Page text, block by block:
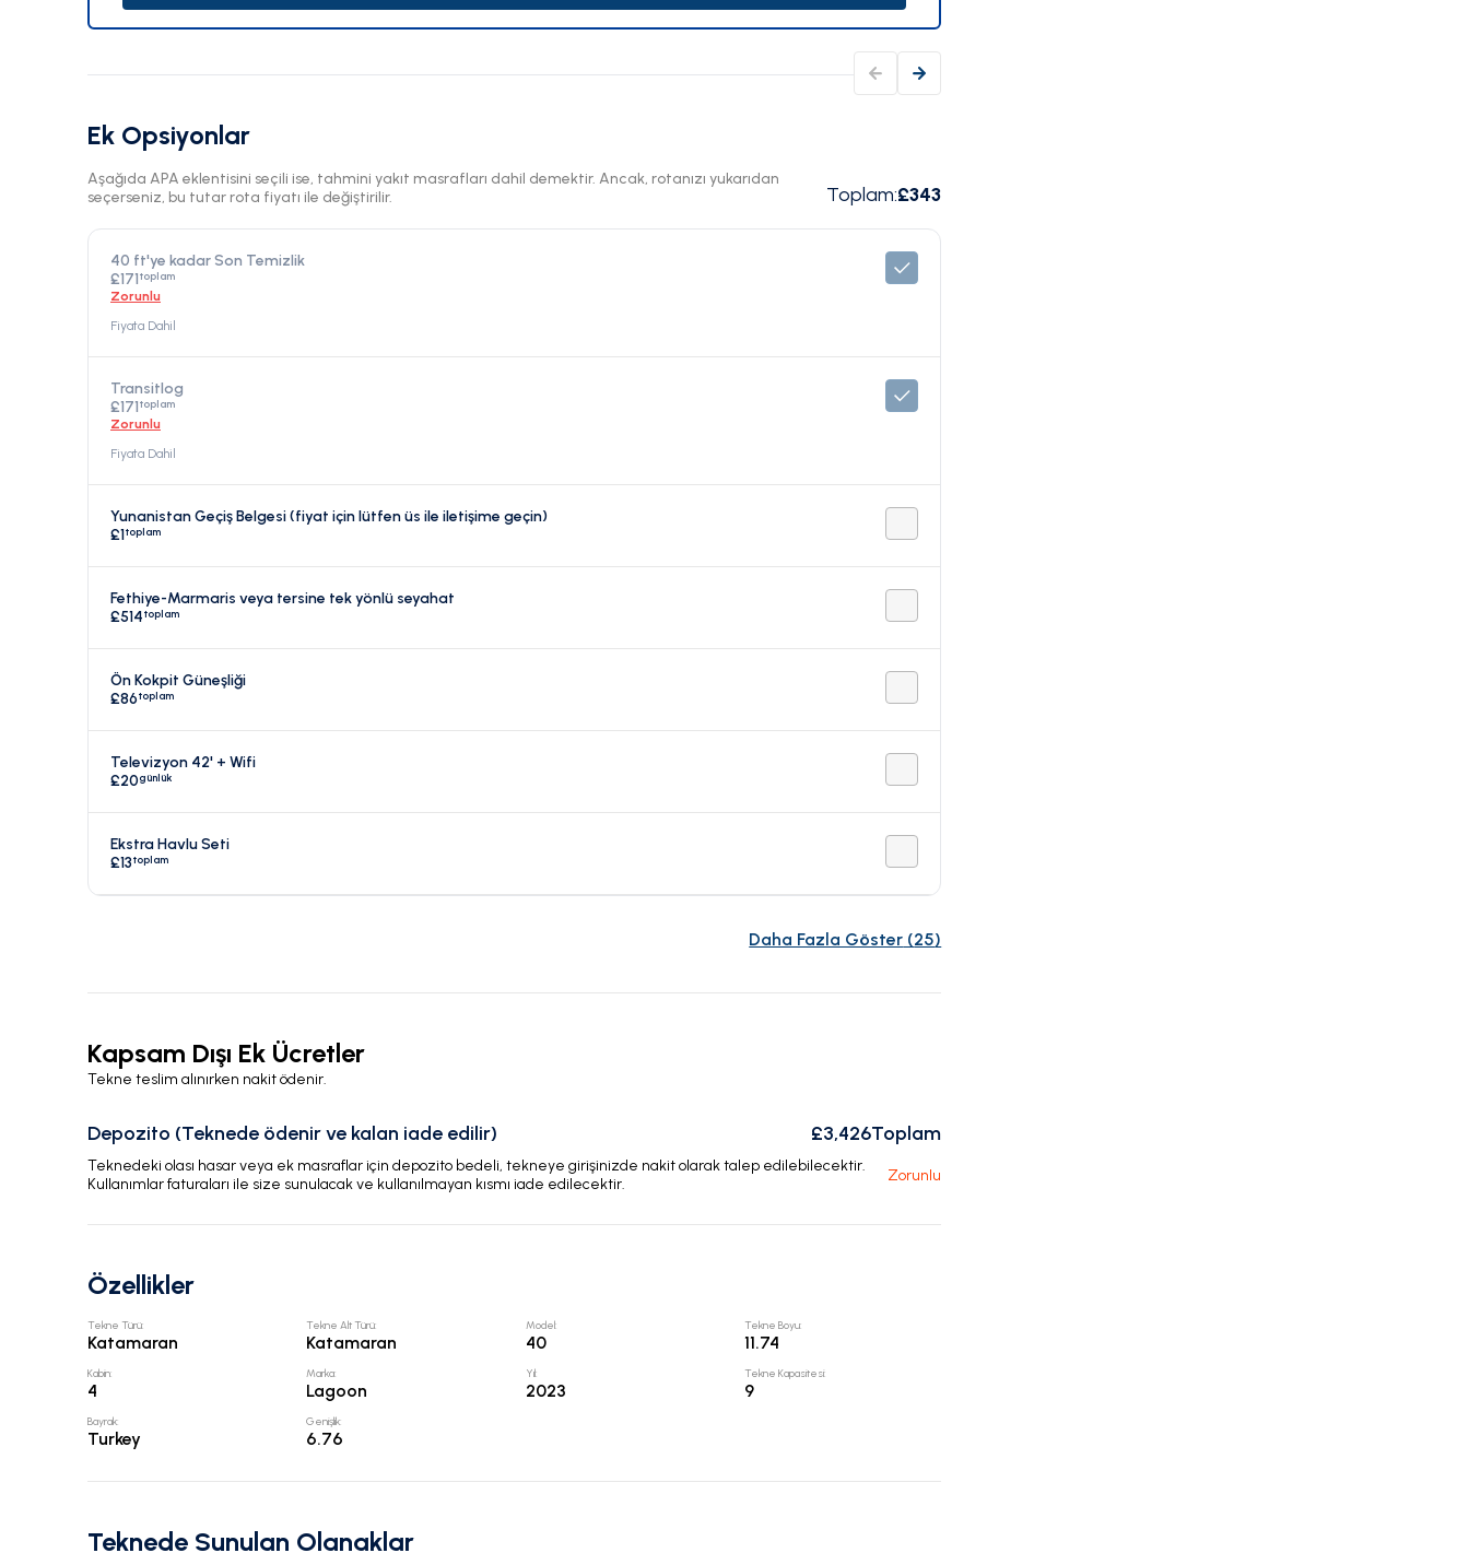
Ek Opsiyonlar
Aşağıda APA eklentisini seçili ise, tahmini yakıt masrafları dahil demektir. Ancak, rotanızı yukarıdan
seçerseniz, bu tutar rota fiyatı ile değiştirilir.
Toplam:£343
40 ft'ye kadar Son Temizlik
£171toplam
Zorunlu
Fiyata Dahil
Transitlog
£171toplam
Zorunlu
Fiyata Dahil
Yunanistan Geçiş Belgesi (fiyat için lütfen üs ile iletişime geçin)
£1toplam
Fethiye-Marmaris veya tersine tek yönlü seyahat
£514toplam
Ön Kokpit Güneşliği
£86toplam
Televizyon 42' + Wifi
£20günlük
Ekstra Havlu Seti
£13toplam
Daha Fazla Göster (25)
Kapsam Dışı Ek Ücretler
Tekne teslim alınırken nakit ödenir.
Depozito (Teknede ödenir ve kalan iade edilir) £3,426Toplam
Teknedeki olası hasar veya ek masraflar için depozito bedeli, tekneye girişinizde nakit olarak talep edilebilecektir.
Kullanımlar faturaları ile size sunulacak ve kullanılmayan kısmı iade edilecektir.
Zorunlu
Özellikler
Tekne Türü:
Katamaran
Tekne Alt Türü:
Katamaran
Model:
40
Tekne Boyu:
11.74
Kabin:
4
Marka:
Lagoon
Yıl:
2023
Tekne Kapasitesi:
9
Bayrak:
Turkey
Genişlik:
6.76
Teknede Sunulan Olanaklar